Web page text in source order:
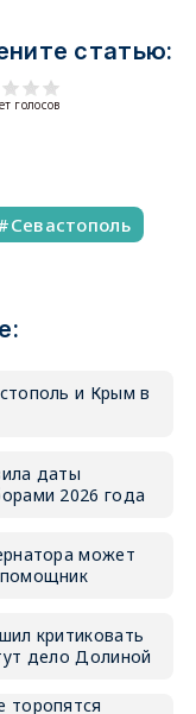
статью:
голосов
Севастополь
и Крым в
даты
2026 года
может
критиковать
дело Долиной
торопятся